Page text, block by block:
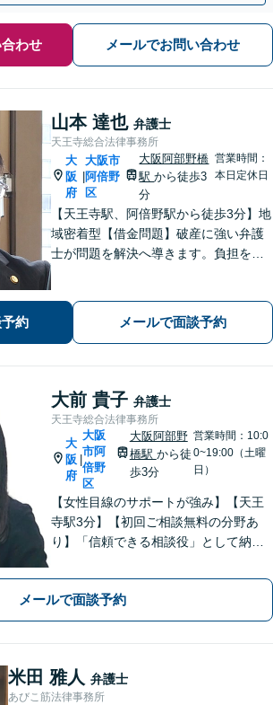
わせ メールでお問い合わせ
山本 達也 弁護士
天王寺総合法律事務所
大
阪
府
大阪市
阿倍野
区
大阪阿部野橋
駅から徒歩3
分
営業時間：
本日定休日
【天王寺駅、阿倍野駅から徒歩3分】地
域密着型【借金問題】破産に強い弁護
士が問題を解決へ導きます。負担を減
停、熟年離婚に対応。お一人で悩まず
ご相談ください。【夜間休日対応可】
約 メールで面談予約
大前 貴子 弁護士
天王寺総合法律事務所
大
阪
府
大阪
市阿
倍野
区
大阪阿部野
橋駅 から徒
歩3分
営業時間：10:0
0~19:00（土曜
日）
【女性目線のサポートが強み】【天王
寺駅3分】【初回ご相談無料の分野あ
り】「信頼できる相談役」として納得
問題】安心して相談できる環境・関係
づくりを心がけます【借金・債務整
理】経済状況に応じて適切な解決策を
ご提案します
メールで面談予約
米田 雅人 弁護士
あびこ筋法律事務所